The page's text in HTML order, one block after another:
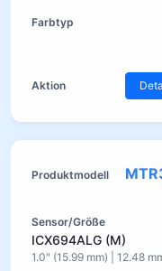
ICX694ALG (M)
1.0" (15.99 mm) | 12.48